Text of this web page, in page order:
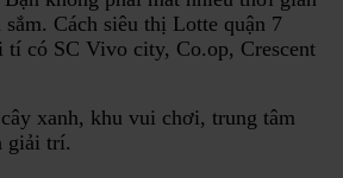
Cách siêu thị Lotte quận 7
tí có SC Vivo city, Co.op, Crescent
xanh, khu vui chơi, trung tâm
giải trí.